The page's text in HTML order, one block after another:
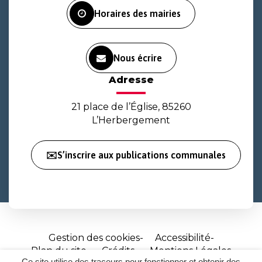
Horaires des mairies
Nous écrire
Adresse
21 place de l’Église, 85260
L’Herbergement
✉️S’inscrire aux publications communales
Gestion des cookies
Accessibilité
Plan du site
Crédits Mentions Légales